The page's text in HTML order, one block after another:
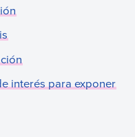
interés para exponer